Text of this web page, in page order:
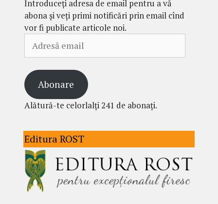
Introduceți adresa de email pentru a vă
abona și veți primi notificări prin email cînd
vor fi publicate articole noi.
email
Abonare
Alătură-te celorlalți 241 de abonați.
Editura ROST